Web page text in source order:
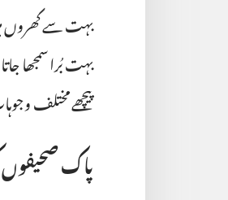
بہت سے گھروں
بہت بُرا سمجھا
پیچھے مختلف
پاک صحیفوں